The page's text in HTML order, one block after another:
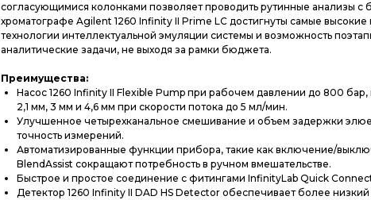
согласующимися колонками позволяет проводить рутинные анализы
хроматографе Agilent 1260 Infinity II Prime LC достигнуты самые
технологии интеллектуальной эмуляции системы и возможность
аналитические задачи, не выходя за рамки бюджета.
Преимущества:
Насос 1260 Infinity II Flexible Pump при рабочем давлении до 800
2,1 мм, 3 мм и 4,6 мм при скорости потока до 5 мл/мин.
Улучшенное четырехканальное смешивание и объем задержки
точность измерений.
Автоматизированные функции прибора, такие как включение/
BlendAssist сокращают потребность в ручном вмешательстве.
Быстрое и простое соединение с фитингами InfinityLab Quick
Детектор 1260 Infinity II DAD HS Detector обеспечивает более